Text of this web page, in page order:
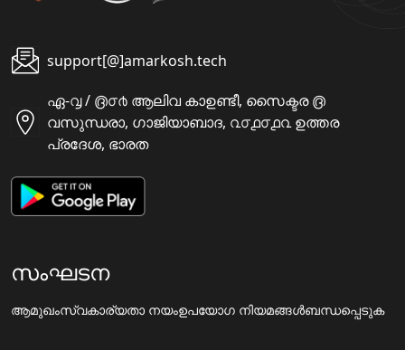
support[@]amarkosh.tech
ഏ-൮ / ൫൦൪ ആലിവ കാഉണ്ടീ, സൈക്ടര ൫
വസുന്ധരാ, ഗാജിയാബാദ, ൨൦൧൦൧൨ ഉത്തര
പ്രദേശ, ഭാരത
സംഘടന
ആമുഖംസ്വകാര്യതാ നയംഉപയോഗ നിയമങ്ങൾബന്ധപ്പെടുക